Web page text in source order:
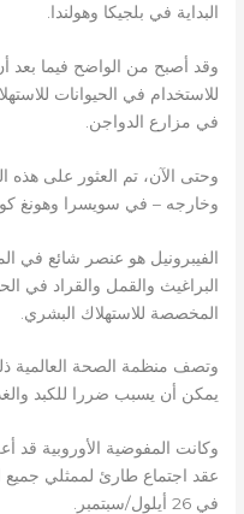
البداية في بلجيكا وهولندا.
وقد أصبح من الواضح فيما بعد
للاستخدام في الحيوانات
في مزارع الدواجن.
وخارجه – في سويسرا وهونغ
الفيبرونيل هو عنصر شائع في
البراغيث والقمل والقراد في
المخصصة للاستهلاك البشري.
وتصف منظمة الصحة العالمية
يمكن أن يسبب ضررا للكبد
وكانت المفوضية الأوروبية
عقد اجتماع طارئ لممثلي
في 26 أيلول/سبتمبر.